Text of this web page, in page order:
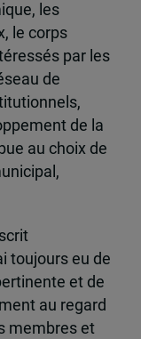
les
le corps
par les
de
de la
au choix de
toujours eu de
et de
au regard
membres et